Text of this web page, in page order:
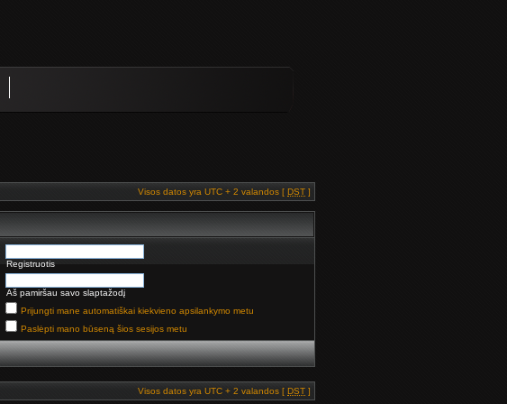
Visos datos yra UTC + 2 valandos [ DST ]
Registruotis
Aš pamiršau savo slaptažodį
Prijungti mane automatiškai kiekvieno apsilankymo metu
Paslėpti mano būseną šios sesijos metu
Visos datos yra UTC + 2 valandos [ DST ]